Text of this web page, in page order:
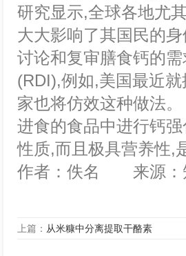
研究显示,全球各地尤
大大影响了其国民的
讨论和复审膳食钙的
(RDI),例如,美国最近
家也将仿效这种做法
进食的食品中进行钙
性质,而且极具营养性,
作者：佚名 来源：
上篇： 从米糠中分离提取干酪素